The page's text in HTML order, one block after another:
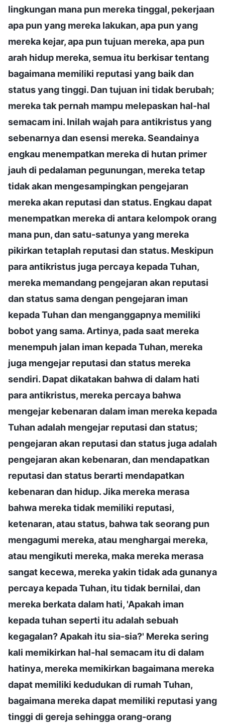
lingkungan mana pun mereka tinggal, pekerjaan
apa pun yang mereka lakukan, apa pun yang
mereka kejar, apa pun tujuan mereka, apa pun
arah hidup mereka, semua itu berkisar tentang
bagaimana memiliki reputasi yang baik dan
status yang tinggi. Dan tujuan ini tidak berubah;
mereka tak pernah mampu melepaskan hal-hal
semacam ini. Inilah wajah para antikristus yang
sebenarnya dan esensi mereka. Seandainya
engkau menempatkan mereka di hutan primer
jauh di pedalaman pegunungan, mereka tetap
tidak akan mengesampingkan pengejaran
mereka akan reputasi dan status. Engkau dapat
menempatkan mereka di antara kelompok orang
mana pun, dan satu-satunya yang mereka
pikirkan tetaplah reputasi dan status. Meskipun
para antikristus juga percaya kepada Tuhan,
mereka memandang pengejaran akan reputasi
dan status sama dengan pengejaran iman
kepada Tuhan dan menganggapnya memiliki
bobot yang sama. Artinya, pada saat mereka
menempuh jalan iman kepada Tuhan, mereka
juga mengejar reputasi dan status mereka
sendiri. Dapat dikatakan bahwa di dalam hati
para antikristus, mereka percaya bahwa
mengejar kebenaran dalam iman mereka kepada
Tuhan adalah mengejar reputasi dan status;
pengejaran akan reputasi dan status juga adalah
pengejaran akan kebenaran, dan mendapatkan
reputasi dan status berarti mendapatkan
kebenaran dan hidup. Jika mereka merasa
bahwa mereka tidak memiliki reputasi,
ketenaran, atau status, bahwa tak seorang pun
mengagumi mereka, atau menghargai mereka,
atau mengikuti mereka, maka mereka merasa
sangat kecewa, mereka yakin tidak ada gunanya
percaya kepada Tuhan, itu tidak bernilai, dan
mereka berkata dalam hati, 'Apakah iman
kepada tuhan seperti itu adalah sebuah
kegagalan? Apakah itu sia-sia?' Mereka sering
kali memikirkan hal-hal semacam itu di dalam
hatinya, mereka memikirkan bagaimana mereka
dapat memiliki kedudukan di rumah Tuhan,
bagaimana mereka dapat memiliki reputasi yang
tinggi di gereja sehingga orang-orang